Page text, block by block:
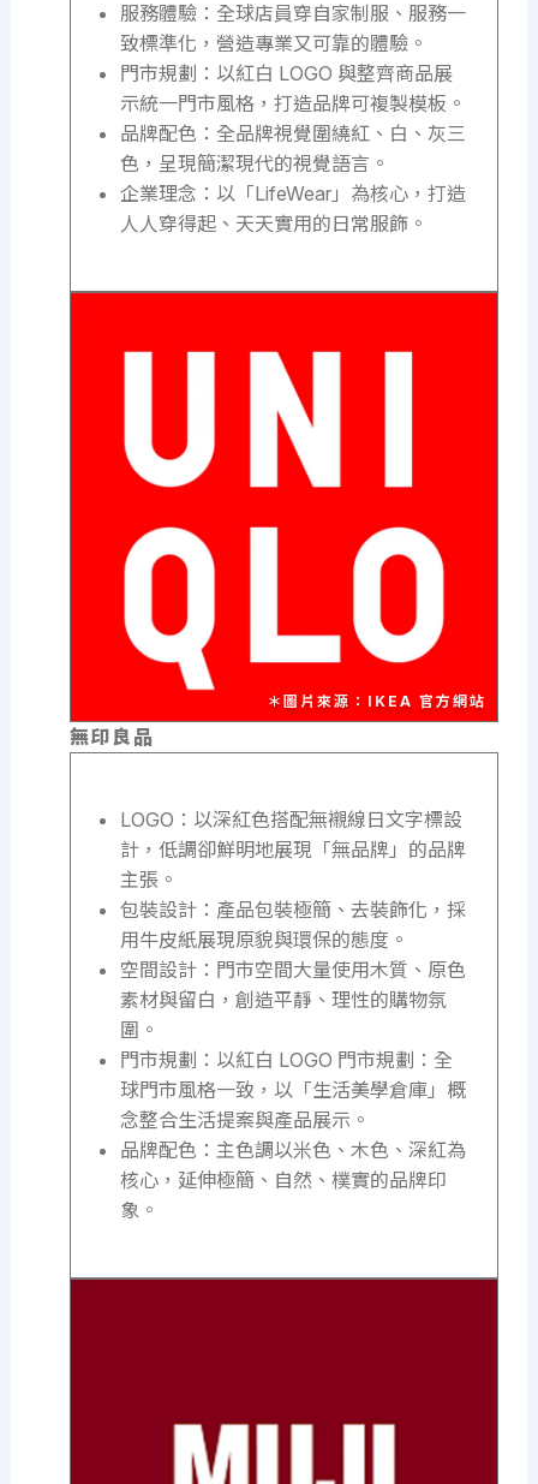
服務體驗：全球店員穿自家制服、服務一
致標準化，營造專業又可靠的體驗。
門市規劃：以紅白 LOGO 與整齊商品展
示統一門市風格，打造品牌可複製模板。
品牌配色：全品牌視覺圍繞紅、白、灰三
色，呈現簡潔現代的視覺語言。
企業理念：以「LifeWear」為核心，打造
人人穿得起、天天實用的日常服飾。
＊圖片來源：IKEA 官方網站
無印良品
LOGO：以深紅色搭配無襯線日文字標設
計，低調卻鮮明地展現「無品牌」的品牌
主張。
包裝設計：產品包裝極簡、去裝飾化，採
用牛皮紙展現原貌與環保的態度。
空間設計：門市空間大量使用木質、原色
素材與留白，創造平靜、理性的購物氛
圍。
門市規劃：以紅白 LOGO 門市規劃：全
球門市風格一致，以「生活美學倉庫」概
念整合生活提案與產品展示。
品牌配色：主色調以米色、木色、深紅為
核心，延伸極簡、自然、樸實的品牌印
象。